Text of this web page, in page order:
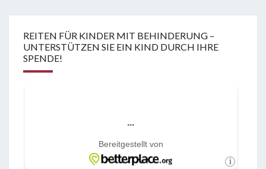
REITEN FÜR KINDER MIT BEHINDERUNG –
UNTERSTÜTZEN SIE EIN KIND DURCH IHRE
SPENDE!